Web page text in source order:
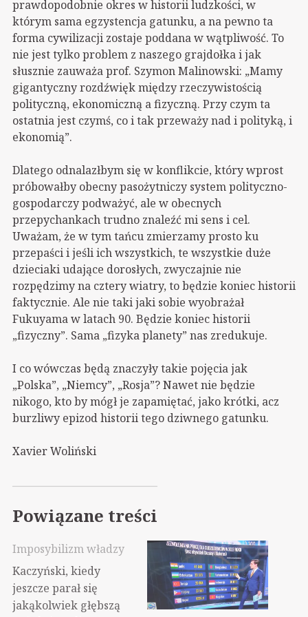
prawdopodobnie okres w historii ludzkości, w
którym sama egzystencja gatunku, a na pewno ta
forma cywilizacji zostaje poddana w wątpliwość. To
nie jest tylko problem z naszego grajdołka i jak
słusznie zauważa prof. Szymon Malinowski: „Mamy
gigantyczny rozdźwięk między rzeczywistością
polityczną, ekonomiczną a fizyczną. Przy czym ta
ostatnia jest czymś, co i tak przeważy nad i polityką, i
ekonomią”.
Dlatego odnalazłbym się w konflikcie, który wprost
próbowałby obecny pasożytniczy system polityczno-
gospodarczy podważyć, ale w obecnych
przepychankach trudno znaleźć mi sens i cel.
Uważam, że w tym tańcu zmierzamy prosto ku
przepaści i jeśli ich wszystkich, te wszystkie duże
dzieciaki udające dorosłych, zwyczajnie nie
rozpędzimy na cztery wiatry, to będzie koniec historii
faktycznie. Ale nie taki jaki sobie wyobrażał
Fukuyama w latach 90. Będzie koniec historii
„fizyczny”. Sama „fizyka planety” nas zredukuje.
I co wówczas będą znaczyły takie pojęcia jak
„Polska”, „Niemcy”, „Rosja”? Nawet nie będzie
nikogo, kto by mógł je zapamiętać, jako krótki, acz
burzliwy epizod historii tego dziwnego gatunku.
Xavier Woliński
Powiązane treści
Imposybilizm władzy
Kaczyński, kiedy
jeszcze parał się
jakąkolwiek głębszą